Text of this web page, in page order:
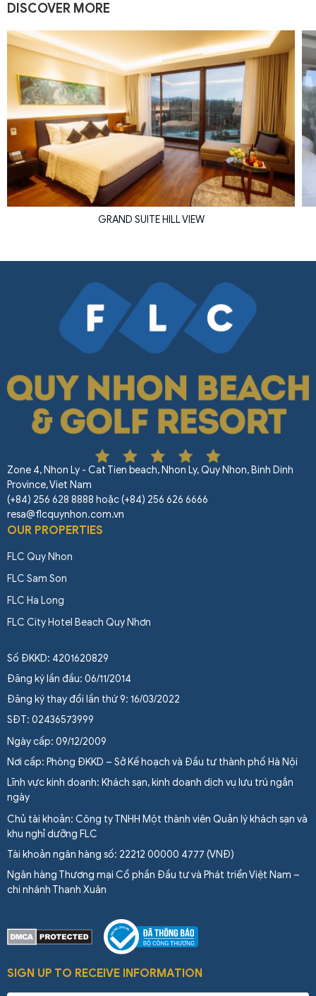
DISCOVER MORE
GRAND SUITE HILL VIEW
Zone 4, Nhon Ly - Cat Tien beach, Nhon Ly, Quy Nhon, Binh Dinh
Province, Viet Nam
(+84) 256 628 8888 hoặc (+84) 256 626 6666
resa@flcquynhon.com.vn
OUR PROPERTIES
FLC Quy Nhon
FLC Sam Son
FLC Ha Long
FLC City Hotel Beach Quy Nhơn
Số ĐKKD: 4201620829
Đăng ký lần đầu: 06/11/2014
Đăng ký thay đổi lần thứ 9: 16/03/2022
SĐT: 02436573999
Ngày cấp: 09/12/2009
Nơi cấp: Phòng ĐKKD – Sở Kế hoạch và Đầu tư thành phố Hà Nội
Lĩnh vực kinh doanh: Khách sạn, kinh doanh dịch vụ lưu trú ngắn
ngày
Chủ tài khoản: Công ty TNHH Một thành viên Quản lý khách sạn và
khu nghỉ dưỡng FLC
Tài khoản ngân hàng số: 22212 00000 4777 (VNĐ)
Ngân hàng Thương mại Cổ phần Đầu tư và Phát triển Việt Nam –
chi nhánh Thanh Xuân
SIGN UP TO RECEIVE INFORMATION